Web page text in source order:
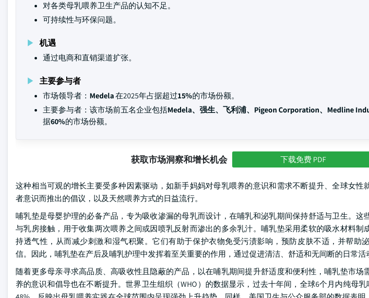
对各类母乳喂养卫生产品的认知不足。
可持续性与环保问题。
机遇
通过电商和直销渠道扩张。
主要参与者
市场领导者： Medela在2025年占据超过15%的市场份额。
主要参与者：该市场前五名企业包括Medela、强生、飞利浦、Pigeon Corporation、Medline
据60%的市场份额。
获取市场洞察和增长机会 下载免费 PDF
这种相当可观的增长主要受多种因素驱动，如新手妈妈对母乳喂养的意识和需求不断提升、全球女性
者意识而推出的倡议，以及天然喂养方式的日益流行。
哺乳垫是母婴护理的必备产品，专为吸收渗漏的母乳而设计，在哺乳和泌乳期间保持舒适与卫生。这
与乳房接触，用于收集两次喂养之间或因喷乳反射而渗出的多余乳汁。哺乳垫采用柔软的吸水材料制
持透气性，从而减少刺激和湿气积聚。它们有助于保护衣物免受污渍影响，预防皮肤不适，并帮助
信。因此，哺乳垫在产后及哺乳护理中发挥着至关重要的作用，通过促进清洁、舒适和无间断的日常活
随着更多母亲寻求高品质、高吸收性且隐蔽的产品，以在哺乳期间提升舒适度和便利性，哺乳垫市场
养的意识和倡导也在不断提升。世界卫生组织（WHO）的数据显示，过去十年间，全球6个月内纯母乳